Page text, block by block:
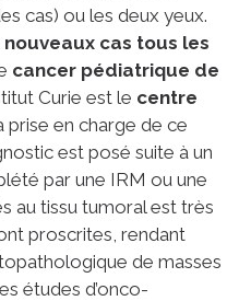
cas) ou les deux yeux.
nouveaux cas tous les
cancer pédiatrique de
Curie est le centre
prise en charge de ce
est posé suite à un
par une IRM ou une
au tissu tumoral est très
proscrites, rendant
de masses
études d’onco-